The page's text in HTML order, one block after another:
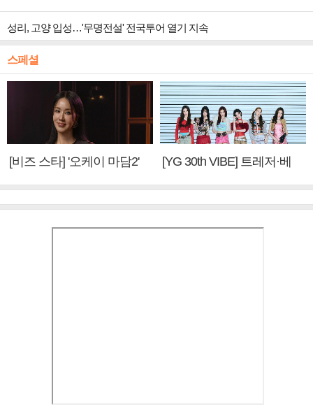
성리, 고양 입성…'무명전설' 전국투어 열기 지속
스페셜
[비즈 스타] '오케이 마담2'
[YG 30th VIBE] 트레저·베